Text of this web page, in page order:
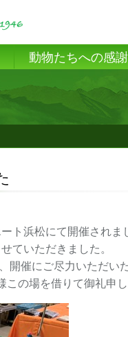
動物たちへの感謝
ト浜松にて開催されま
ていただきました。
開催にご尽力いただい
の場を借りて御礼申し